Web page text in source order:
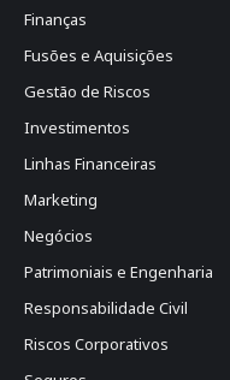
Finanças
Fusões e Aquisições
Gestão de Riscos
Investimentos
Linhas Financeiras
Marketing
Negócios
Patrimoniais e Engenharia
Responsabilidade Civil
Riscos Corporativos